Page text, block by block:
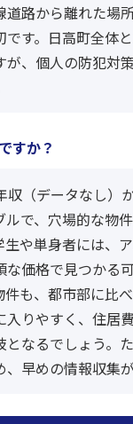
道路から離れた場
です。日高町全体
が、個人の防犯対
すか？
（データなし）
ルで、穴場的な物
生や単身者には、
な価格で見つかる
件も、都市部に比
入りやすく、住居
となるでしょう。
早めの情報収集が